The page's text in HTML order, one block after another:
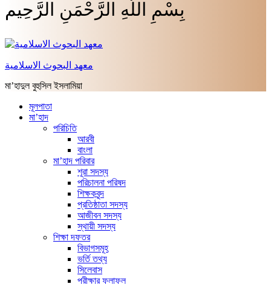
بِسْمِ اللَّهِ الرَّحْمَنِ الرَّحِيم
معهد البحوث الاسلامية
মা’হাদুল বুহুসিল ইসলামিয়া
মূলপাতা
মা’হাদ
পরিচিতি
আরবী
বাংলা
মা’হাদ পরিবার
শূরা সদস্য
পরিচালনা পরিষদ
শিক্ষকবৃন্দ
প্রতিষ্ঠাতা সদস্য
আজীবন সদস্য
স্থায়ী সদস্য
শিক্ষা দফতর
বিভাগসমূহ
ভর্তি তথ্য
সিলেবাস
পরীক্ষার ফলাফল